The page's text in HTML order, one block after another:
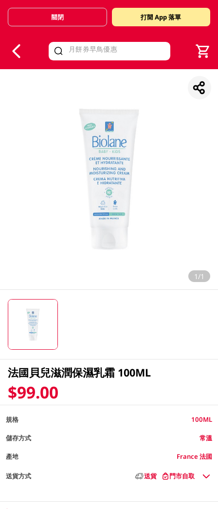
Valid Until 30 June 2026
關閉 打開 App 落單
1/1
法國貝兒滋潤保濕乳霜 100ML
$99.00
規格 100ML
儲存方式 常溫
產地 France 法國
送貨方式 送貨 門市自取